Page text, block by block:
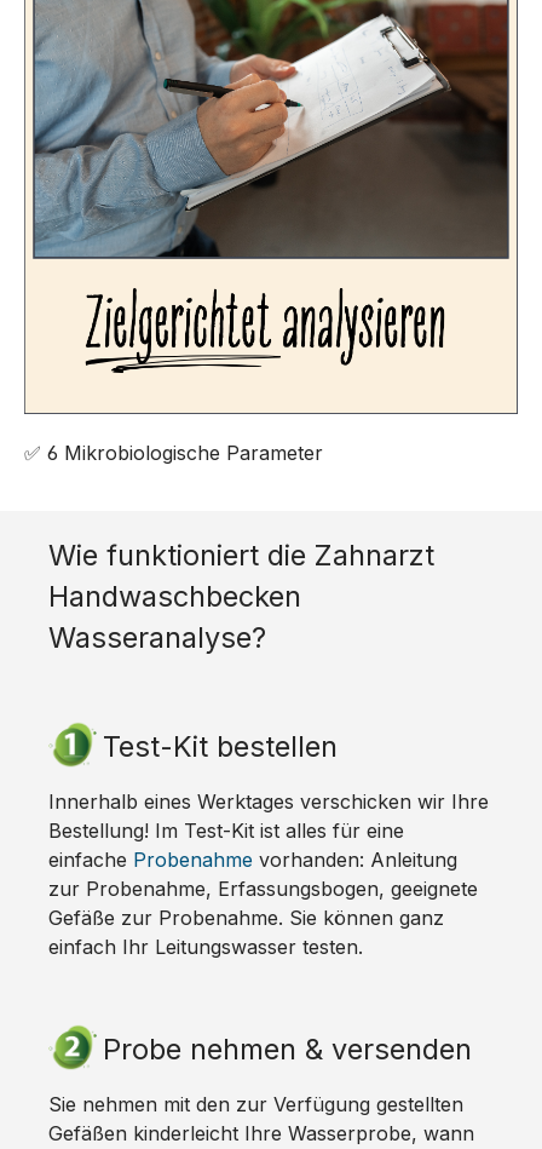
✅ 6 Mikrobiologische Parameter
Wie funktioniert die Zahnarzt
Handwaschbecken
Wasseranalyse?
Test-Kit bestellen
Innerhalb eines Werktages verschicken wir Ihre
Bestellung! Im Test-Kit ist alles für eine
einfache Probenahme vorhanden: Anleitung
zur Probenahme, Erfassungsbogen, geeignete
Gefäße zur Probenahme. Sie können ganz
einfach Ihr Leitungswasser testen.
Probe nehmen & versenden
Sie nehmen mit den zur Verfügung gestellten
Gefäßen kinderleicht Ihre Wasserprobe, wann